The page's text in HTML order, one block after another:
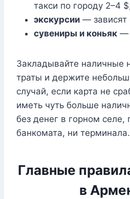
такси по городу 2–4
экскурсии — зависят
сувениры и коньяк —
Закладывайте наличные
траты и держите
случай, если карта не
иметь чуть больше
без денег в горном селе,
банкомата, ни терминала.
Главные
в